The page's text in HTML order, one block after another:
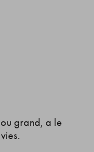
grand, a le